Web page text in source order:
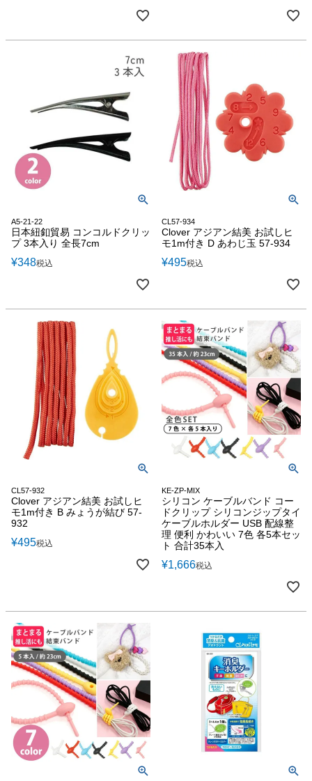
A5-21-22
日本紐釦貿易 コンコルドクリッ
プ 3本入り 全長7cm
¥348税込
CL57-934
Clover アジアン結美 お試しヒ
モ1m付き D あわじ玉 57-934
¥495税込
CL57-932
Clover アジアン結美 お試しヒ
モ1m付き B みょうが結び 57-
932
¥495税込
KE-ZP-MIX
シリコン ケーブルバンド コー
ドクリップ シリコンジップタイ
ケーブルホルダー USB 配線整
理 便利 かわいい 7色 各5本セッ
ト 合計35本入
¥1,666税込